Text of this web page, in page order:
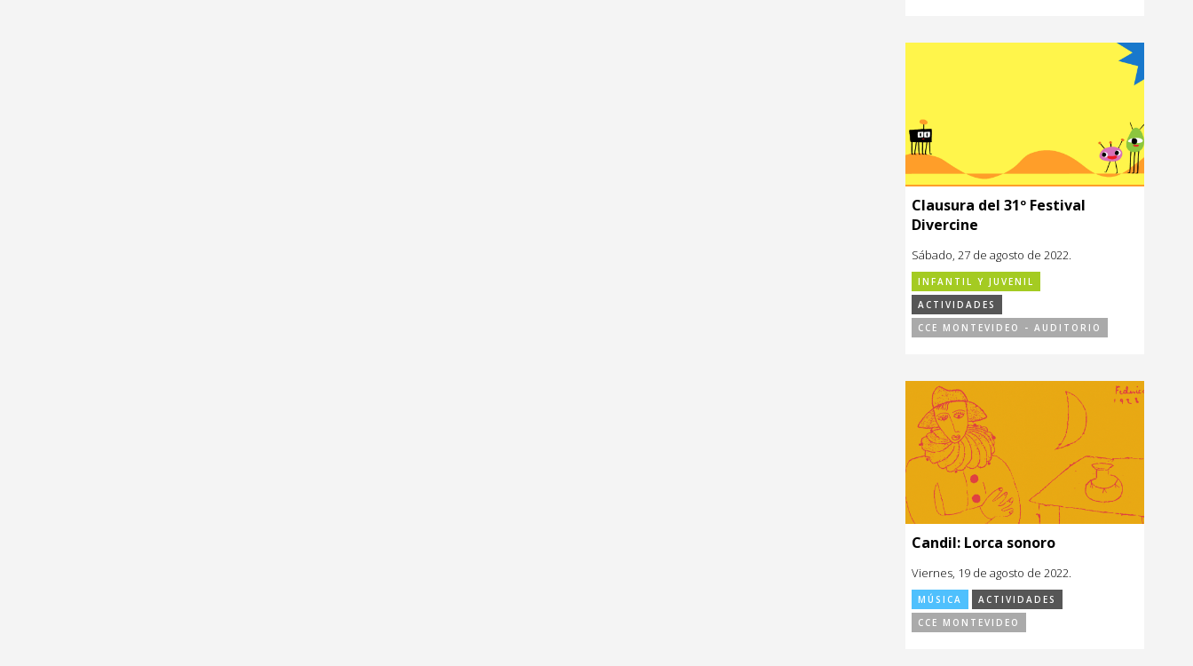
Clausura del 31º Festival
Divercine
Sábado, 27 de agosto de 2022.
INFANTIL Y JUVENIL
ACTIVIDADES
CCE MONTEVIDEO - AUDITORIO
Candil: Lorca sonoro
Viernes, 19 de agosto de 2022.
MÚSICA
ACTIVIDADES
CCE MONTEVIDEO